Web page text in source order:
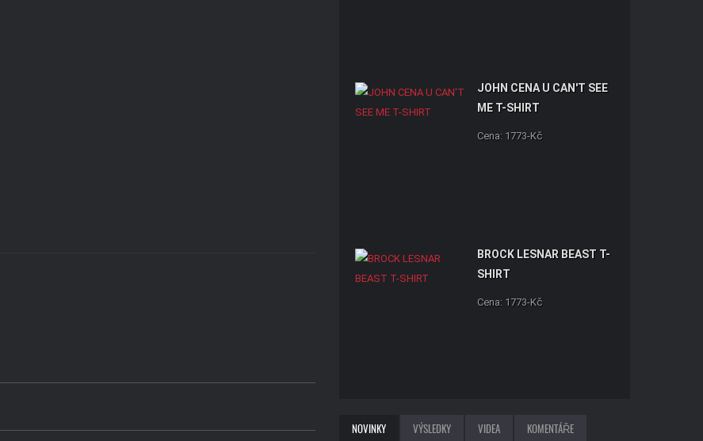
JOHN CENA U CAN'T SEE
ME T-SHIRT
Cena: 1773-Kč
BROCK LESNAR BEAST T-
SHIRT
Cena: 1773-Kč
NOVINKY VÝSLEDKY VIDEA KOMENTÁŘE